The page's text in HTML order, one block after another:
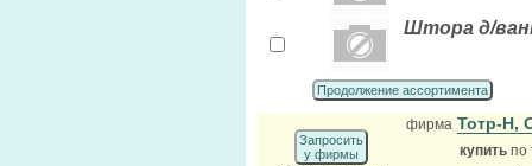
Штора д/
Продолжение ассортимента
Запросить
у фирмы
фирма Тотр-Н,
купить по